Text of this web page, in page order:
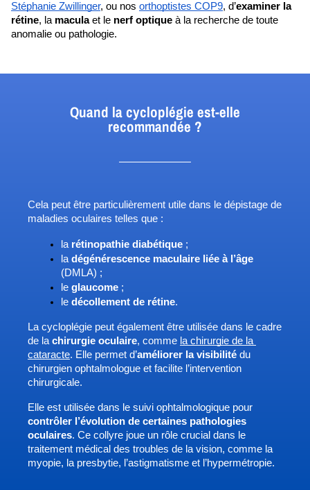
Stéphanie Zwillinger, ou nos orthoptistes COP9, d’examiner la
rétine, la macula et le nerf optique à la recherche de toute
anomalie ou pathologie.
Quand la cycloplégie est-elle
recommandée ?
Cela peut être particulièrement utile dans le dépistage de
maladies oculaires telles que :
la rétinopathie diabétique ;
la dégénérescence maculaire liée à l’âge
(DMLA) ;
le glaucome ;
le décollement de rétine.
La cycloplégie peut également être utilisée dans le cadre
de la chirurgie oculaire, comme la chirurgie de la
cataracte. Elle permet d’améliorer la visibilité du
chirurgien ophtalmologue et facilite l’intervention
chirurgicale.
contrôler l’évolution de certaines pathologies
oculaires. Ce collyre joue un rôle crucial dans le
traitement médical des troubles de la vision, comme la
myopie, la presbytie, l’astigmatisme et l’hypermétropie.